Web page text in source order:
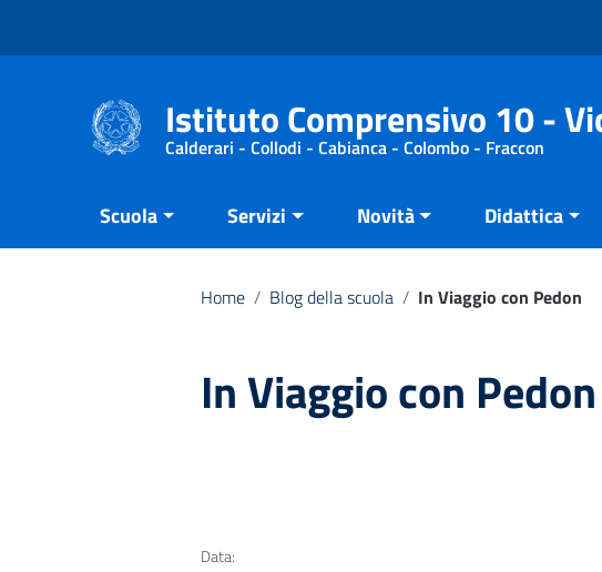
Istituto Comprensivo 10 -
Calderari - Collodi - Cabianca - Colombo - Fraccon
Scuola Servizi Novità Didattica
Home / Blog della scuola / In Viaggio con Pedon
In Viaggio con Pedon
Data: